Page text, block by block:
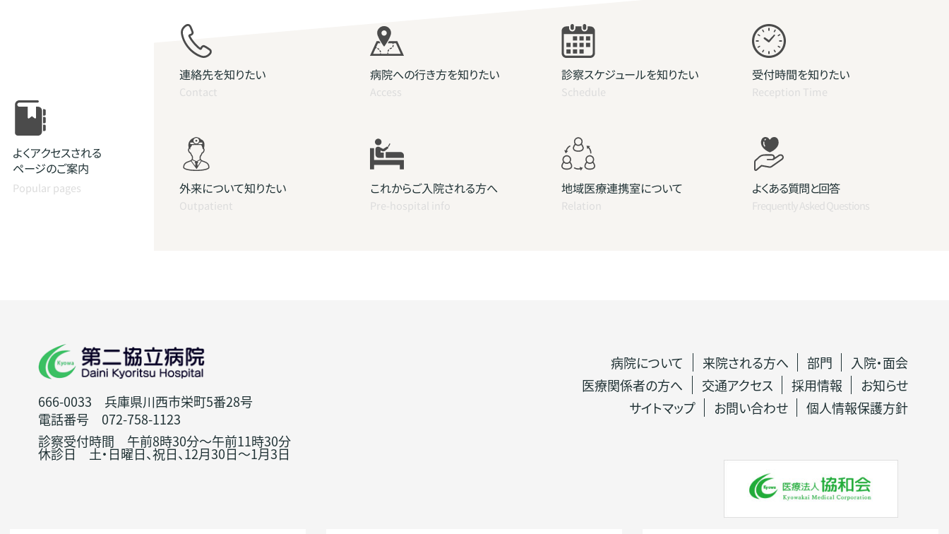
よくアクセスされる
ページのご案内
Popular pages
連絡先を知りたい
Contact
病院への行き方を知りたい
Access
診察スケジュールを知りたい
Schedule
受付時間を知りたい
Reception Time
外来について知りたい
Outpatient
これからご入院される方へ
Pre-hospital info
地域医療連携室について
Relation
よくある質問と回答
Frequently Asked Questions
666-0033 兵庫県川西市栄町5番28号
電話番号 072-758-1123
診察受付時間 午前8時30分～午前11時30分
休診日 土・日曜日、祝日、12月30日～1月3日
病院について 来院される方へ 部門
入院・面会
医療関係者の方へ
交通アクセス 採用情報
お知らせ
サイトマップ
お問い合わせ 個人情報保護方針